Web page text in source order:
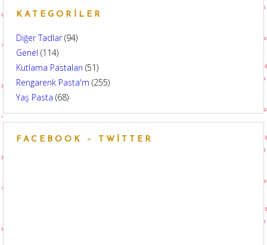
KATEGORILER
Diğer Tadlar(94)
Genel (114)
Kutlama Pastaları (51)
Rengarenk Pasta'm (255)
Yaş Pasta (68)
FACEBOOK – TWITTER